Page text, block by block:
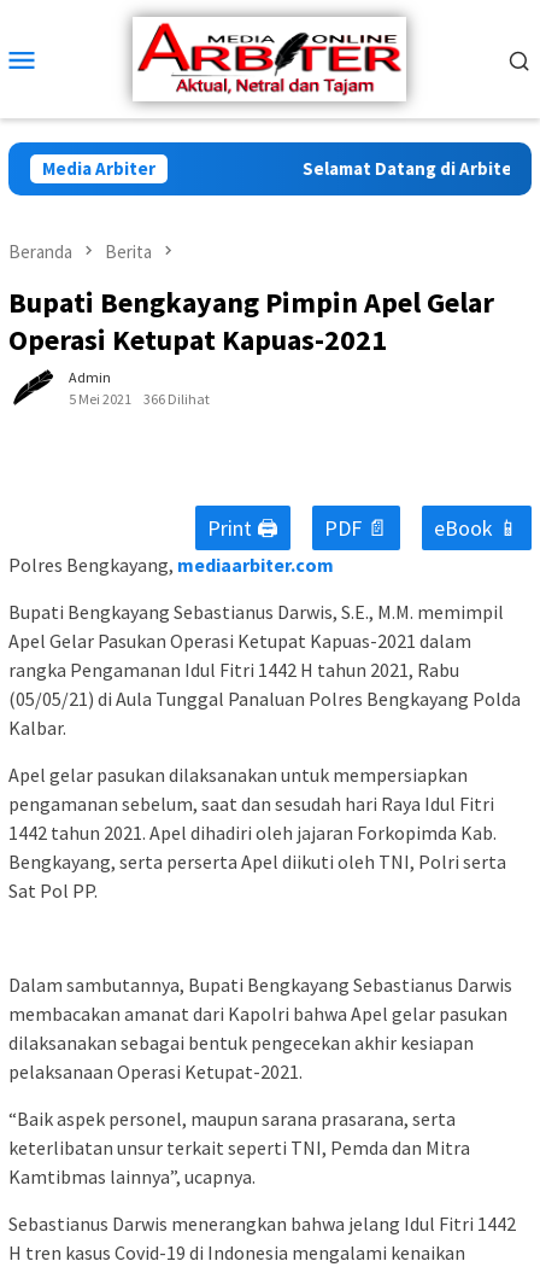
konten
Mobile
Media Arbiter Selamat Datang di Arbiter
Beranda Berita
Bupati Bengkayang Pimpin Apel Gelar
Operasi Ketupat Kapuas-2021
Admin
5 Mei 2021
366 Dilihat
Print 🖨 PDF 📄 eBook 📱
Polres Bengkayang, mediaarbiter.com
Bupati Bengkayang Sebastianus Darwis, S.E., M.M. memimpil
Apel Gelar Pasukan Operasi Ketupat Kapuas-2021 dalam
rangka Pengamanan Idul Fitri 1442 H tahun 2021, Rabu
(05/05/21) di Aula Tunggal Panaluan Polres Bengkayang Polda
Kalbar.
Apel gelar pasukan dilaksanakan untuk mempersiapkan
pengamanan sebelum, saat dan sesudah hari Raya Idul Fitri
1442 tahun 2021. Apel dihadiri oleh jajaran Forkopimda Kab.
Bengkayang, serta perserta Apel diikuti oleh TNI, Polri serta
Sat Pol PP.
Dalam sambutannya, Bupati Bengkayang Sebastianus Darwis
membacakan amanat dari Kapolri bahwa Apel gelar pasukan
dilaksanakan sebagai bentuk pengecekan akhir kesiapan
pelaksanaan Operasi Ketupat-2021.
“Baik aspek personel, maupun sarana prasarana, serta
keterlibatan unsur terkait seperti TNI, Pemda dan Mitra
Kamtibmas lainnya”, ucapnya.
Sebastianus Darwis menerangkan bahwa jelang Idul Fitri 1442
H tren kasus Covid-19 di Indonesia mengalami kenaikan